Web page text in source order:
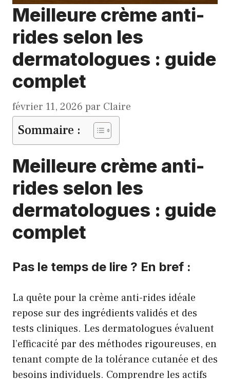
Meilleure crème anti-
rides selon les
dermatologues : guide
complet
février 11, 2026 par Claire
Sommaire :
Meilleure crème anti-
rides selon les
dermatologues : guide
complet
Pas le temps de lire ? En bref :
La quête pour la crème anti-rides idéale
repose sur des ingrédients validés et des
tests cliniques. Les dermatologues évaluent
l’efficacité par des méthodes rigoureuses, en
tenant compte de la tolérance cutanée et des
besoins individuels. Comprendre les actifs